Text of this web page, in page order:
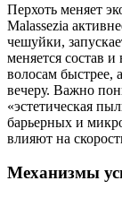
Перхоть меняет
Malassezia
чешуйки,
меняется состав и
волосам быстрее,
вечеру. Важно
«эстетическая
барьерных и
влияют на
Механизмы